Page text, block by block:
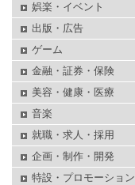
娯楽・イベント
出版・広告
ゲーム
金融・証券・保険
美容・健康・医療
音楽
就職・求人・採用
企画・制作・開発
特設・プロモーション